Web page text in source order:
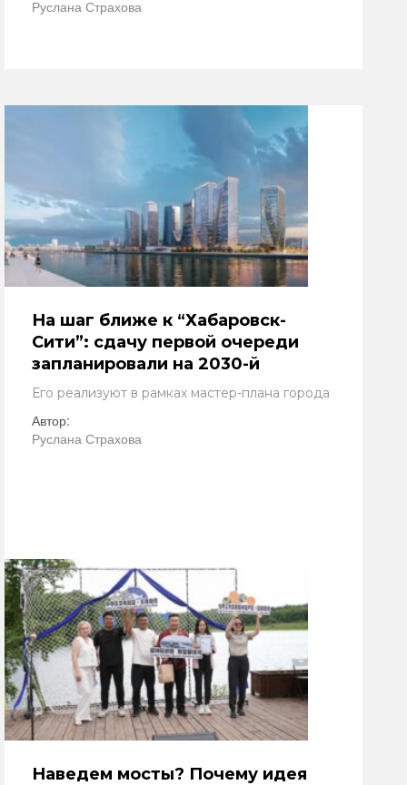
Руслана Страхова
На шаг ближе к “Хабаровск-
Сити”: сдачу первой очереди
запланировали на 2030-й
Его реализуют в рамках мастер-плана города
Автор:
Руслана Страхова
Наведем мосты? Почему идея